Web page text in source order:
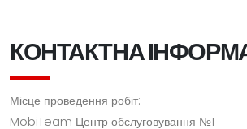
КОНТАКТНА
Місце проведення робіт:
MobiTeam Центр обслуговування №1